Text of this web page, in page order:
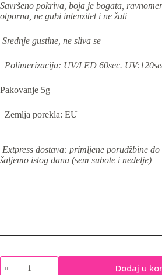
Savršeno pokriva, boja je bogata,
otporna, ne gubi intenzitet i ne žuti
Srednje gustine, ne sliva se
Polimerizacija: UV/LED 60sec.
Pakovanje 5g
Zemlja porekla: EU
Extpress dostava: primljene porudžbine do
šaljemo istog dana (sem subote i nedelje)
Gel
Dodaj u